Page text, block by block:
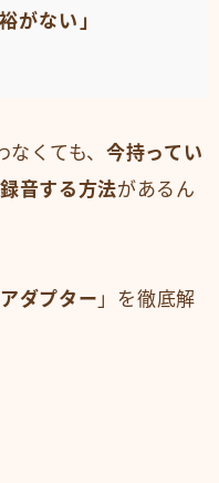
がない」
くても、 今持ってい
音する方法があるん
ダプター 」を徹底解